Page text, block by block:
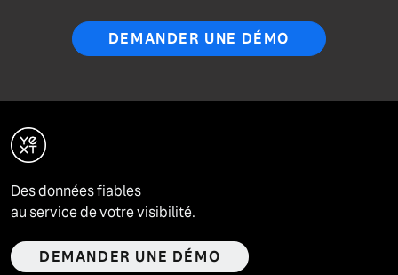
DEMANDER UNE DÉMO
Des données fiables
au service de votre visibilité.
DEMANDER UNE DÉMO